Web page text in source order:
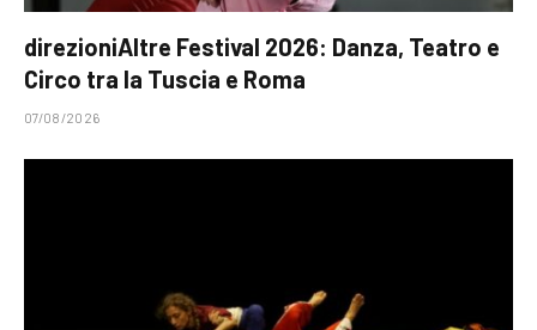
direzioniAltre Festival 2026: Danza, Teatro e
Circo tra la Tuscia e Roma
07/08/2026